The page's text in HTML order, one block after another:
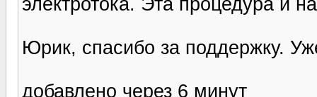
Юрик, спасибо за поддержку.
добавлено через 6 минут